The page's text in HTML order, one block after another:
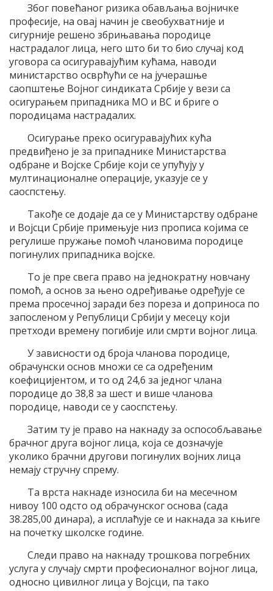
Због повећаног ризика обављања војничке
професије, на овај начин је свеобухватније и
сигурније решено збрињавања породице
настрадалог лица, него што би то био случај код
уговора са осигуравајућим кућама, наводи
министарство осврћући се на јучерашње
саопштење Војног синдиката Србије у вези са
осигурањем припадника МО и ВС и бриге о
породицама настрадалих.
Осигурање преко осигуравајућих кућа
предвиђено је за припаднике Министарства
одбране и Војске Србије који се упућују у
мултинационалне операције, указује се у
саоспстењу.
Такође се додаје да се у Министарству одбране
и Војсци Србије примењује низ прописа којима се
регулише пружање помоћ члановима породице
погинулих припадника војске.
То је пре свега право на једнократну новчану
помоћ, а основ за њено одређивање одређује се
према просечној заради без пореза и доприноса по
запосленом у Републици Србији у месецу који
претходи времену погибије или смрти војног лица.
У зависности од броја чланова породице,
обрачунски основ множи се са одређеним
коефицијентом, и то од 24,6 за једног члана
породице до 38,8 за шест и више чланова
породице, наводи се у саоспстењу.
Затим ту је право на накнаду за оспособљавање
брачног друга војног лица, која се дозначује
уколико брачни другови погинулих војних лица
немају стручну спрему.
Та врста накнаде износила би на месечном
нивоу 100 одсто од обрачунског основа (сада
38.285,00 динара), а исплаћује се и накнада за књиге
на почетку школске године.
Следи право на накнаду трошкова погребних
услуга у случају смрти професионалног војног лица,
односно цивилног лица у Војсци, па тако